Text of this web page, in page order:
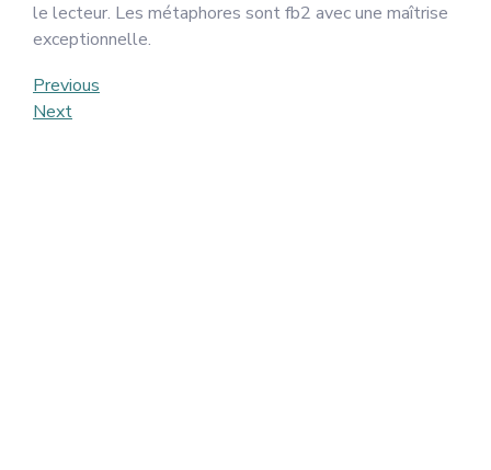
le lecteur. Les métaphores sont fb2 avec une maîtrise
exceptionnelle.
Post
navigation
Previous
Post
Previous
Next
Next